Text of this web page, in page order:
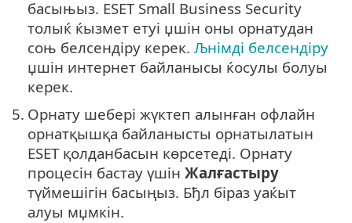
басыњыз. ESET Small Business Security
толыќ ќызмет етуі џшін оны орнатудан
соњ белсендіру керек. Љнімді белсендіру
џшін интернет байланысы ќосулы болуы
керек.
5. Орнату шебері жүктеп алынған офлайн
орнатқышқа байланысты орнатылатын
ESET қолданбасын көрсетеді. Орнату
процесін бастау үшін Жалғастыру
түймешігін басыңыз. Бђл біраз уаќыт
алуы мџмкін.